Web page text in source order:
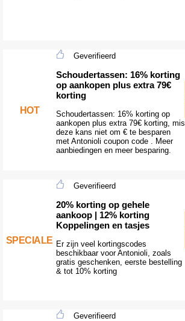
HOT
Geverifieerd
Schoudertassen: 16% korting
op aankopen plus extra 79€
korting
Schoudertassen: 16% korting op
aankopen plus extra 79€ korting, mis
deze kans niet om € te besparen
met Antonioli coupon code . Meer
aanbiedingen en meer besparing.
SPECIALE
Geverifieerd
20% korting op gehele
aankoop | 12% korting
Koppelingen en tasjes
Er zijn veel kortingscodes
beschikbaar voor Antonioli, zoals
gratis geschenken, eerste bestelling
& tot 10% korting
Geverifieerd